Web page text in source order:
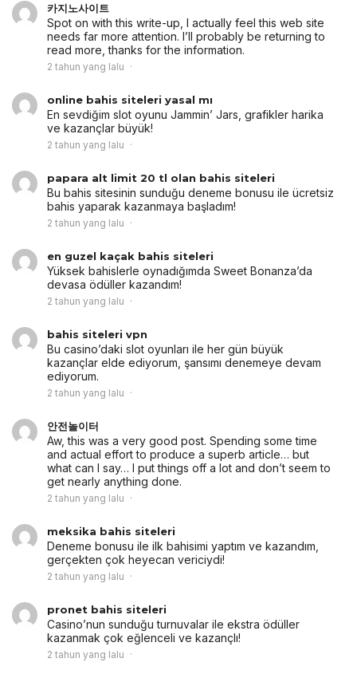
카지노사이트
Spot on with this write-up, I actually feel this web site
needs far more attention. I’ll probably be returning to
read more, thanks for the information.
2 tahun yang lalu
online bahis siteleri yasal mı
En sevdiğim slot oyunu Jammin’ Jars, grafikler harika
ve kazançlar büyük!
2 tahun yang lalu
papara alt limit 20 tl olan bahis siteleri
Bu bahis sitesinin sunduğu deneme bonusu ile ücretsiz
bahis yaparak kazanmaya başladım!
2 tahun yang lalu
en guzel kaçak bahis siteleri
Yüksek bahislerle oynadığımda Sweet Bonanza’da
devasa ödüller kazandım!
2 tahun yang lalu
bahis siteleri vpn
Bu casino’daki slot oyunları ile her gün büyük
kazançlar elde ediyorum, şansımı denemeye devam
ediyorum.
2 tahun yang lalu
안전놀이터
Aw, this was a very good post. Spending some time
and actual effort to produce a superb article… but
what can I say… I put things off a lot and don’t seem to
get nearly anything done.
2 tahun yang lalu
meksika bahis siteleri
Deneme bonusu ile ilk bahisimi yaptım ve kazandım,
gerçekten çok heyecan vericiydi!
2 tahun yang lalu
pronet bahis siteleri
Casino’nun sunduğu turnuvalar ile ekstra ödüller
kazanmak çok eğlenceli ve kazançlı!
2 tahun yang lalu